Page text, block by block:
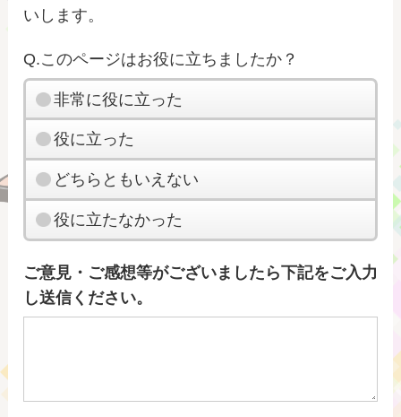
いします。
Q.このページはお役に立ちましたか？
非常に役に立った
役に立った
どちらともいえない
役に立たなかった
ご意見・ご感想等がございましたら下記をご入力
し送信ください。